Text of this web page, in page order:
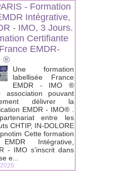
- Formation
Intégrative,
- IMO, 3 Jours.
Certifiante
EMDR-
®
Une formation
labellisée France
EMDR - IMO ®
association pouvant
délivrer la
EMDR - IMO® .
entre les
CHTIP, IN-DOLORE
Cette formation
Intégrative,
- IMO s’inscrit dans
e...